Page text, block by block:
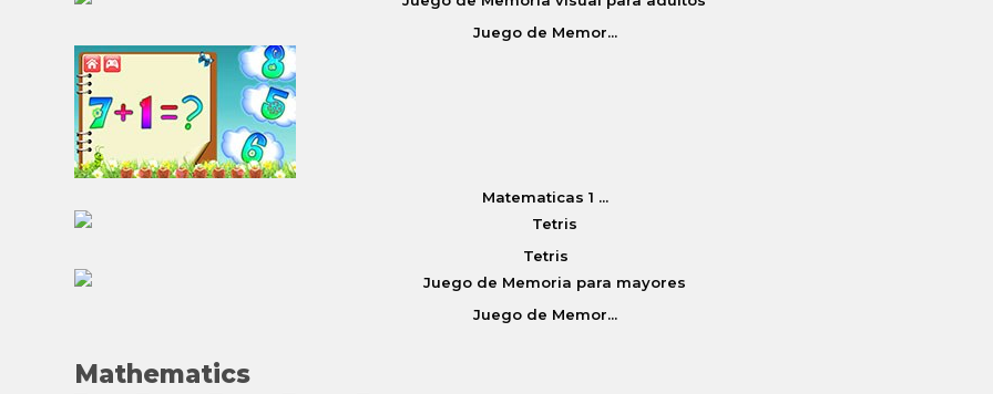
Juego de Memor...
Matematicas 1 ...
Tetris
Juego de Memor...
Mathematics